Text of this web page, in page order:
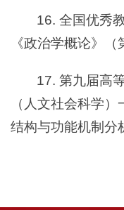
16. 全国优秀
《政治学概论》
17. 第九届高
（人文社会科学
结构与功能机制分